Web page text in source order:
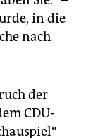
in die
nach
der
CDU-